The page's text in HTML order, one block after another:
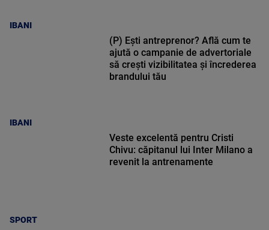
IBANI
IBANI
(P) Ești antreprenor? Află cum te
ajută o campanie de advertoriale
să crești vizibilitatea și încrederea
brandului tău
SPORT
Veste excelentă pentru Cristi
Chivu: căpitanul lui Inter Milano a
revenit la antrenamente